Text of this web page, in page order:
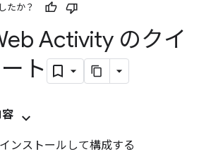
たか？
Activity のクイ
ト
ンストールして構成する